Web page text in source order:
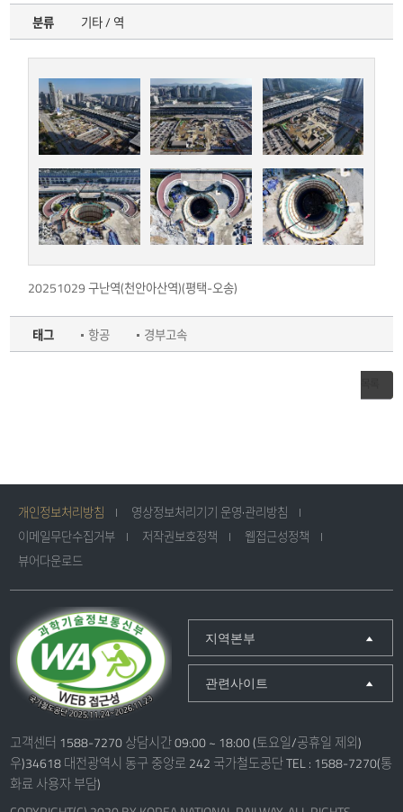
분류 기타 / 역
20251029 구난역(천안아산역)(평택-오송)
태그 항공 경부고속
개인정보처리방침
영상정보처리기기 운영·관리방침
이메일무단수집거부
저작권보호정책
웹접근성정책
뷰어다운로드
지역본부
관련사이트
고객센터 1588-7270 상담시간 09:00 ~ 18:00 (토요일/공휴일 제외)
우)34618 대전광역시 동구 중앙로 242 국가철도공단 TEL : 1588-7270(통
화료 사용자 부담)